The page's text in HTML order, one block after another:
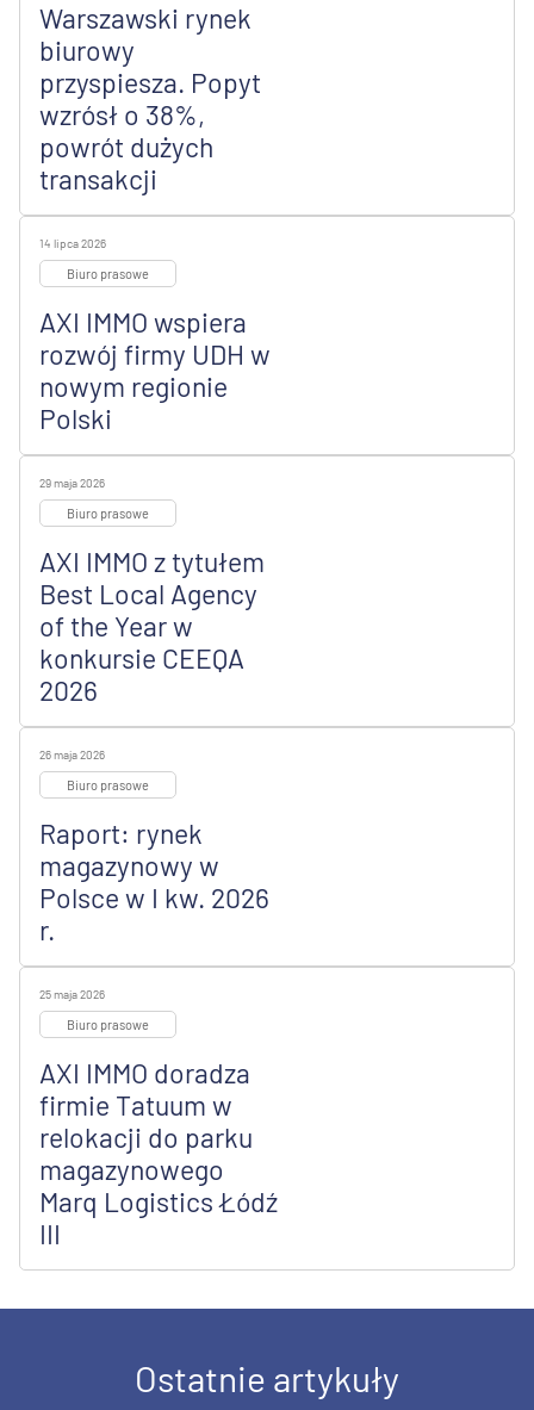
Warszawski rynek
biurowy
przyspiesza. Popyt
wzrósł o 38%,
powrót dużych
transakcji
14 lipca 2026
Biuro prasowe
AXI IMMO wspiera
rozwój firmy UDH w
nowym regionie
Polski
29 maja 2026
Biuro prasowe
AXI IMMO z tytułem
Best Local Agency
of the Year w
konkursie CEEQA
2026
26 maja 2026
Biuro prasowe
Raport: rynek
magazynowy w
Polsce w I kw. 2026
r.
25 maja 2026
Biuro prasowe
AXI IMMO doradza
firmie Tatuum w
relokacji do parku
magazynowego
Marq Logistics Łódź
III
Ostatnie artykuły